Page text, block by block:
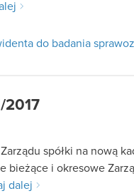
do badania
2017
spółki na nową
i okresowe
dalej